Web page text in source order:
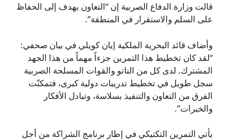
قالت وزارة الدفاع الصربية إن “التعاون يهدف إلى الحفاظ
على السلم والاستقرار في المنطقة”.
وأضاف قائد البحرية الملكية إيان كويلي في بيان صحفي:
“لقد كان تخطيط هذا التمرين جزءاً مهماً من هذا الجهد
المشترك. لدى كل من الناتو والقوات المسلحة الصربية
سجل طويل في تخطيط تدريبات دولية كبرى، فتمكنّت
الفرق من التعاون والتنفيذ بسلاسة، وتبادل الأفكار
والخبرات”.
يأتي التمرين التكتيكي في إطار برنامج الشراكة من أجل